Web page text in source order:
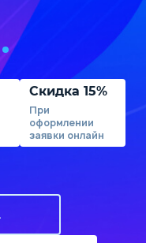
Скидка 15%
При
оформлении
заявки онлайн